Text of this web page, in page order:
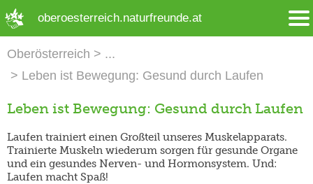
oberoesterreich.naturfreunde.at
Oberösterreich
Leben ist Bewegung: Gesund durch Laufen
Leben ist Bewegung: Gesund durch Laufen
Laufen trainiert einen Großteil unseres Muskelapparats.
Trainierte Muskeln wiederum sorgen für gesunde Organe
und ein gesundes Nerven- und Hormonsystem. Und:
Laufen macht Spaß!